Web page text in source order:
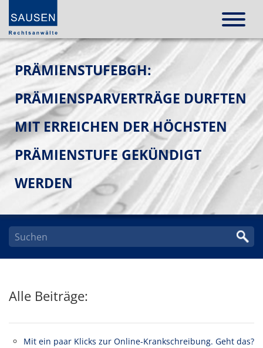
PRÄMIENSTUFEBGH:
PRÄMIENSPARVERTRÄGE DURFTEN
MIT ERREICHEN DER HÖCHSTEN
PRÄMIENSTUFE GEKÜNDIGT
WERDEN
Alle Beiträge:
Mit ein paar Klicks zur Online-Krankschreibung. Geht das?